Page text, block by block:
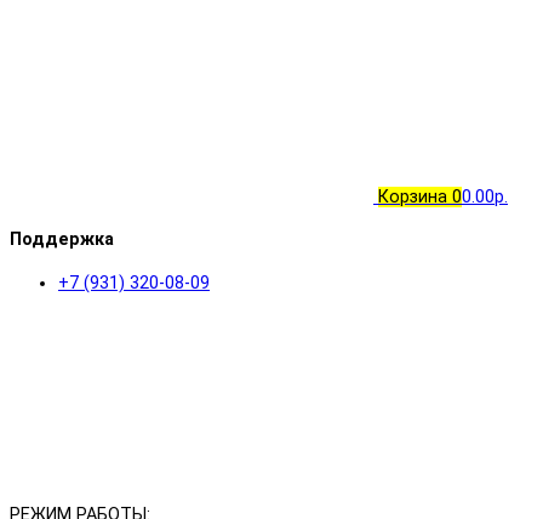
Корзина 00.00р.
Поддержка
+7 (931) 320-08-09